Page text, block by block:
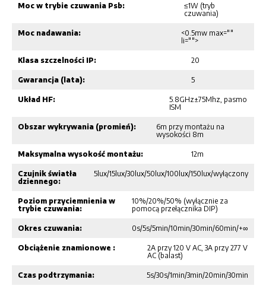
Moc w trybie czuwania Psb:
≤1W (tryb
czuwania)
Moc nadawania:
<0.5mw max=""
li="">
Klasa szczelności IP: 20
Gwarancja (lata): 5
Układ HF:
5.8GHz±75Mhz, pasmo
ISM
Obszar wykrywania (promień):
6m przy montażu na
wysokości 8m
Maksymalna wysokość montażu: 12m
Czujnik światła
dziennego:
5lux/15lux/30lux/50lux/100lux/150lux/wyłączony
Poziom przyciemnienia w
trybie czuwania:
10%/20%/50% (wyłącznie za
pomocą przełącznika DIP)
Okres czuwania: 0s/5s/5min/10min/30min/60min/+∞
Obciążenie znamionowe :
2A przy 120 V AC, 3A przy 277 V
AC (balast)
Czas podtrzymania: 5s/30s/1min/3min/20min/30min